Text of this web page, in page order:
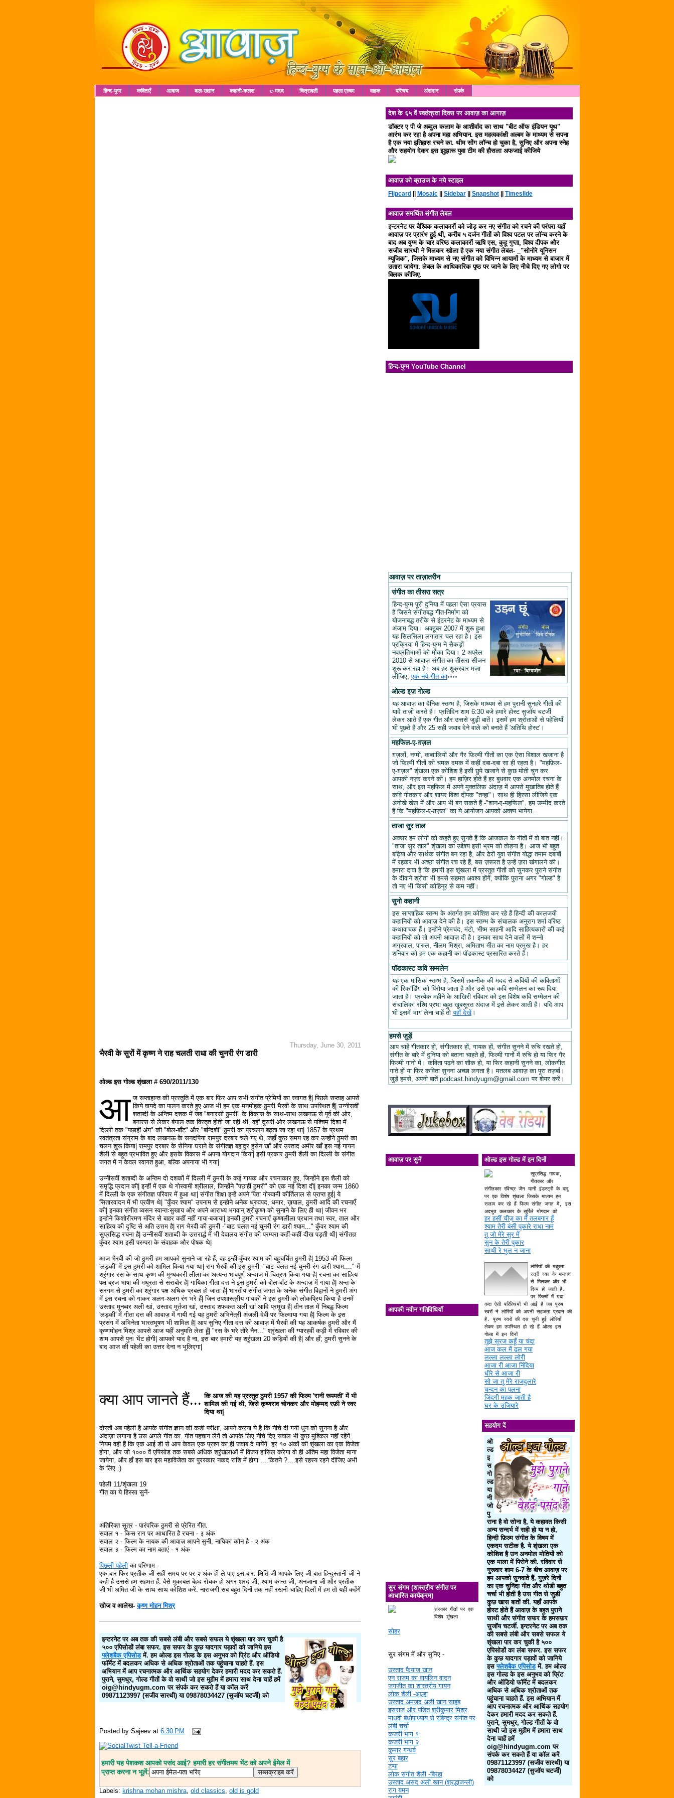
हिन्द-युग्म कविताएँ आवाज बाल-उद्यान कहानी-कलश e-मदद चित्रावली पहला एल्बम वाहक परिचय अंशदान संपर्क
Thursday, June 30, 2011
भैरवी के सुरों में कृष्ण ने राह चलती राधा की चुनरी रंग डारी
ओल्ड इस गोल्ड शृंखला # 690/2011/130
आ ज सप्ताहान्त की प्रस्तुति में एक बार फिर आप सभी संगीत प्रेमियों का स्वागत है| पिछले सप्ताह आपसे
किये वायदे का पालन करते हुए आज भी हम एक मनमोहक ठुमरी भैरवी के साथ उपस्थित हैं| उन्नीसवीं
शताब्दी के अन्तिम दशक में जब "बनारसी ठुमरी" के विकास के साथ-साथ लखनऊ से पूर्व की ओर,
बनारस से लेकर बंगाल तक विस्तृत होती जा रही थी, वहीं दूसरी ओर लखनऊ से पश्चिम दिशा में
दिल्ली तक "पछाहीं अंग" की "बोल-बाँट" और "बन्दिशी" ठुमरी का प्रचलन बढ़ता जा रहा था| 1857 के प्रथम
स्वतंत्रता संग्राम के बाद लखनऊ के सनदपिया रामपुर दरबार चले गए थे, जहाँ कुछ समय रह कर उन्होंने ठुमरी का
चलन शुरू किया| रामपुर दरबार के सेनिया घराने के संगीतज्ञ बहादुर हुसेन खाँ और उस्ताद अमीर खाँ इस नई गायन
शैली से बहुत प्रभावित हुए और इसके विकास में अपना योगदान किया| इसी प्रकार ठुमरी शैली का दिल्ली के संगीत
जगत में न केवल स्वागत हुआ, बल्कि अपनाया भी गया|
उन्नीसवीं शताब्दी के अन्तिम दो दशकों में दिल्ली में ठुमरी के कई गायक और रचनाकार हुए, जिन्होंने इस शैली को
समृद्धि प्रदान की| इन्हीं में एक थे गोस्वामी श्रीलाल, जिन्होंने "पछाहीं ठुमरी" को एक नई दिशा दी| इनका जन्म 1860
में दिल्ली के एक संगीतज्ञ परिवार में हुआ था| संगीत शिक्षा इन्हें अपने पिता गोस्वामी कीर्तिलाल से प्राप्त हुई| ये
सितारवादन में भी प्रवीण थे| "कुँवर श्याम" उपनाम से इन्होने अनेक ध्रुवपद, धमार, ख़याल, ठुमरी आदि की रचनाएँ
की| इनका संगीत व्यसन स्वान्तःसुखाय और अपने आराध्य भगवान् श्रीकृष्ण को सुनाने के लिए ही था| जीवन भर
इन्होने किशोरीरमण मंदिर से बाहर कहीं नहीं गाया-बजाया| इनकी ठुमरी रचनाएँ कृष्णलीला प्रधान तथा स्वर, ताल और
साहित्य की दृष्टि से अति उत्तम है| राग भैरवी की ठुमरी -"बाट चलत नई चुनरी रंग डारी श्याम..." कुँवर श्याम की
सुप्रसिद्ध रचना है| उन्नीसवीं शताब्दी के उत्तरार्द्ध में भी देवालय संगीत की परम्परा कहीं-कहीं दीख पड़ती थी| संगीतज्ञ
कुँवर श्याम इसी परम्परा के संवाहक और पोषक थे|
आज भैरवी की जो ठुमरी हम आपको सुनाने जा रहे हैं, वह इन्हीं कुँवर श्याम की बहुचर्चित ठुमरी है| 1953 की फिल्म
'लड़की' में इस ठुमरी को शामिल किया गया था| राग भैरवी की इस ठुमरी -"बाट चलत नई चुनरी रंग डारी श्याम...." में
श्रृंगार रस के साथ कृष्ण की मुग्धकारी लीला का अत्यन्त भावपूर्ण अन्दाज में चित्रण किया गया है| रचना का साहित्य
पक्ष ब्रज भाषा की मधुरता से सराबोर है| गायिका गीता दत्त ने इस ठुमरी को बोल-बाँट के अन्दाज़ में गाया है| अन्त के
सरगम से ठुमरी का श्रृंगार पक्ष अधिक प्रबल हो जाता है| भारतीय संगीत जगत के अनेक संगीत विद्वानों ने ठुमरी अंग
में इस रचना को गाकर अलग-अलग रंग भरे हैं| जिन उपशास्त्रीय गायकों ने इस ठुमरी को लोकप्रिय किया है उनमें
उस्ताद मुनव्वर अली खां, उस्ताद मुर्तजा खां, उस्ताद शफकत अली खां आदि प्रमुख हैं| तीन ताल में निबद्ध फिल्म
'लड़की' में गीता दत्त की आवाज़ में गायी गई यह ठुमरी अभिनेत्री अंजली देवी पर फिल्माया गया है| फिल्म के इस
प्रसंग में अभिनेता भारतभूषण भी शामिल है| आप सुनिए गीता दत्त की आवाज़ में भैरवी की यह आकर्षक ठुमरी और मैं
कृष्णमोहन मिश्र आपसे आज यहीं अनुमति लेता हूँ| "रस के भरे तोरे नैन..." श्रृंखला की ग्यारहवीं कड़ी में रविवार की
शाम आपसे पुनः भेंट होगी| आपको याद है ना, इस बार हमारी यह श्रृंखला 20 कड़ियों की है| और हाँ; ठुमरी सुनने के
बाद आज की पहेली का उत्तर देना न भूलिएगा|
क्या आप जानते हैं... कि आज की यह प्रस्तुत ठुमरी 1957 की फिल्म 'रानी रूपमती' में भी
शामिल की गई थी, जिसे कृष्णराव चोनकर और मोहम्मद रफ़ी ने स्वर
दिया था|
दोस्तों अब पहेली है आपके संगीत ज्ञान की कड़ी परीक्षा, आपने करना ये है कि नीचे दी गयी धुन को सुनना है और
अंदाज़ा लगाना है उस अगले गीत का. गीत पहचान लेंगें तो आपके लिए नीचे दिए सवाल भी कुछ मुश्किल नहीं रहेंगें.
नियम वही हैं कि एक आई डी से आप केवल एक प्रश्न का ही जवाब दे पायेंगें. हर १० अंकों की शृंखला का एक विजेता
होगा, और जो १००० वें एपिसोड तक सबसे अधिक श्रृंखलाओं में विजय हासिल करेगा वो ही अंतिम महा विजेता माना
जायेगा. और हाँ इस बार इस महाविजेता का पुरस्कार नकद राशि में होगा ....कितने ?....इसे रहस्य रहने दीजिए अभी
के लिए :)
पहेली 11/शृंखला 19
गीत का ये हिस्सा सुनें-
अतिरिक्त सूत्र - पारंपरिक ठुमरी से प्रेरित गीत.
सवाल १ - किस राग पर आधारित है रचना - ३ अंक
सवाल २ - फिल्म के नायक की आवाज़ आपने सुनी, नायिका कौन है - २ अंक
सवाल ३ - फिल्म का नाम बताएं - १ अंक
पिछली पहेली का परिणाम -
एक बार फिर प्रतीक जी सही समय पर पर २ अंक ही ले पाए इस बार. क्षिति जी आपके लिए जी बात हिन्दुस्तानी जी ने
कही है उससे हम सहमत हैं. वैसे मुकाबल बेहद रोचक हो अगर शरद जी, श्याम कान्त जी, अनजाना जी और प्रतीक
जी भी अमित जी के साथ साथ कोशिश करें. नाराजगी सब बहुत दिनों तक नहीं रखनी चाहिए दिलों में हम तो यही कहेंगें
खोज व आलेख-कृष्ण मोहन मिश्र
इन्टरनेट पर अब तक की सबसे लंबी और सबसे सफल ये शृंखला पार कर चुकी है
५०० एपिसोडों लंबा सफर. इस सफर के कुछ यादगार पड़ावों को जानिये इस
फ्लेशबैक एपिसोडमें. हम ओल्ड इस गोल्ड के इस अनुभव को प्रिंट और ऑडियो
फॉर्मेट में बदलकर अधिक से अधिक श्रोताओं तक पहुंचाना चाहते हैं. इस
अभियान में आप रचनात्मक और आर्थिक सहयोग देकर हमारी मदद कर सकते हैं.
पुराने, सुमधुर, गोल्ड गीतों के वो साथी जो इस मुहीम में हमारा साथ देना चाहें हमें
oig@hindyugm.com पर संपर्क कर सकते हैं या कॉल करें
09871123997 (सजीव सारथी) या 09878034427 (सुजॉय चटर्जी) को
Posted bySajeev at6:30 PM
हमारी यह पेशकश आपको पसंद आई? हमारी हर संगीतमय भेंट को अपने ईमेल में
प्राप्त करना न भूलें:
Labels: krishna mohan mishra ,old classics ,old is gold
देश के ६५ वें स्वतंत्रता दिवस पर आवाज़ का आगाज़
डॉक्टर ए पी जे अब्दुल कलाम के आशीर्वाद का साथ "बीट ऑफ इंडियन यूथ"
आरंभ कर रहा है अपना महा अभियान. इस महत्वकांक्षी अल्बम के माध्यम से सपना
है एक नया इतिहास रचने का. थीम सोंग लॉन्च हो चुका है, सुनिए और अपना स्नेह
और सहयोग देकर इस झुझारू युवा टीम की हौसला अफजाई कीजिये
आवाज़ को ब्राउज के नये स्टाइल
Flipcard Mosaic|| Sidebar|| Snapshot|| Timeslide
आवाज़ समर्थित संगीत लेबल
इन्टरनेट पर वैश्विक कलाकारों को जोड़ कर नए संगीत को रचने की परंपरा यहाँ
आवाज़ पर प्रारंभ हुई थी, करीब ५ दर्जन गीतों को विश्व पटल पर लॉन्च करने के
बाद अब युग्म के चार वरिष्ठ कलाकारों ऋषि एस, कुहू गुप्ता, विश्व दीपक और
सजीव सारथी ने मिलकर खोला है एक नया संगीत लेबल- _"सोनोरे यूनिसन
म्यूजिक", जिसके माध्यम से नए संगीत को विभिन्न आयामों के माध्यम से बाजार में
उतारा जायेगा. लेबल के आधिकारिक पृष्ठ पर जाने के लिए नीचे दिए गए लोगो पर
क्लिक कीजिए.
हिन्द-युग्म YouTube Channel
आवाज़ पर ताज़ातरीन
संगीत का तीसरा सत्र
हिन्द-युग्म पूरी दुनिया में पहला ऐसा प्रयास
है जिसने संगीतबद्ध गीत-निर्माण को
योजनाबद्ध तरीके से इंटरनेट के माध्यम से
अंजाम दिया। अक्टूबर 2007 में शुरू हुआ
यह सिलसिला लगातार चल रहा है। इस
प्रक्रिया में हिन्द-युग्म ने सैकड़ों
नवप्रतिभाओं को मौका दिया। 2 अप्रैल
2010 से आवाज़ संगीत का तीसरा सीजन
शुरू कर रहा है। अब हर शुक्रवार मज़ा
लीजिए,एक नये गीत का॰॰॰॰
ओल्ड इज़ गोल्ड
यह आवाज़ का दैनिक स्तम्भ है, जिसके माध्यम से हम पुरानी सुनहरे गीतों की
यादें ताज़ी करते हैं। प्रतिदिन शाम 6:30 बजे हमारे होस्ट सुजॉय चटर्जी
लेकर आते हैं एक गीत और उससे जुड़ी बातें। इसमें हम श्रोताओं से पहेलियाँ
भी पूछते हैं और 25 सही जवाब देने वाले को बनाते हैं 'अतिथि होस्ट'।
महफिल-ए-ग़ज़ल
ग़ज़लों, नग्मों, कव्वालियों और गैर फ़िल्मी गीतों का एक ऐसा विशाल खजाना है
जो फ़िल्मी गीतों की चमक दमक में कहीं दबा-दबा सा ही रहता है। "महफ़िल-
ए-ग़ज़ल" शृंखला एक कोशिश है इसी छुपे खजाने से कुछ मोती चुन कर
आपकी नज़र करने की। हम हाज़िर होते हैं हर बुधवार एक अनमोल रचना के
साथ, और इस महफिल में अपने मुक्तलिफ़ अंदाज़ में आपसे मुखातिब होते हैं
कवि गीतकार और शायर विश्व दीपक "तन्हा"। साथ ही हिस्सा लीजिये एक
अनोखे खेल में और आप भी बन सकते हैं -"शान-ए-महफिल". हम उम्मीद करते
हैं कि "महफ़िल-ए-ग़ज़ल" का ये आयोजन आपको अवश्य भायेगा...
ताजा सुर ताल
अक्सर हम लोगों को कहते हुए सुनते हैं कि आजकल के गीतों में वो बात नहीं।
"ताजा सुर ताल" शृंखला का उद्देश्य इसी भ्रम को तोड़ना है। आज भी बहुत
बढ़िया और सार्थक संगीत बन रहा है, और ढेरों युवा संगीत योद्धा तमाम दबाबों
में रहकर भी अच्छा संगीत रच रहे हैं, बस ज़रूरत है उन्हें ज़रा खंगालने की।
हमारा दावा है कि हमारी इस शृंखला में प्रस्तुत गीतों को सुनकर पुराने संगीत
के दीवाने श्रोता भी हमसे सहमत अवश्य होंगें, क्योंकि पुराना अगर "गोल्ड" है
तो नए भी किसी कोहिनूर से कम नहीं।
सुनो कहानी
इस साप्ताहिक स्तम्भ के अंतर्गत हम कोशिश कर रहे हैं हिन्दी की कालजयी
कहानियों को आवाज़ देने की है। इस स्तम्भ के संचालक अनुराग शर्मा वरिष्ठ
कथावाचक हैं। इन्होंने प्रेमचंद, मंटो, भीष्म साहनी आदि साहित्यकारों की कई
कहानियों को तो अपनी आवाज़ दी है। इनका साथ देने वालों में शन्नो
अग्रवाल, पारुल, नीलम मिश्रा, अमिताभ मीत का नाम प्रमुख है। हर
शनिवार को हम एक कहानी का पॉडकास्ट प्रसारित करते हैं।
पॉडकास्ट कवि सम्मलेन
यह एक मासिक स्तम्भ है, जिसमें तकनीक की मदद से कवियों की कविताओं
की रिकॉर्डिंग को पिरोया जाता है और उसे एक कवि सम्मेलन का रूप दिया
जाता है। प्रत्येक महीने के आखिरी रविवार को इस विशेष कवि सम्मेलन की
संचालिका रश्मि प्रभा बहुत खूबसूरत अंदाज़ में इसे लेकर आती हैं। यदि आप
भी इसमें भाग लेना चाहें तोयहाँ देखें।
हमसे जुड़ें
आप चाहें गीतकार हों, संगीतकार हों, गायक हों, संगीत सुनने में रुचि रखते हों,
संगीत के बारे में दुनिया को बताना चाहते हों, फिल्मी गानों में रुचि हो या फिर गैर
फिल्मी गानों में। कविता पढ़ने का शौक हो, या फिर कहानी सुनने का, लोकगीत
गाते हों या फिर कविता सुनना अच्छा लगता है। मतलब आवाज़ का पूरा तज़र्बा।
जुड़ें हमसे, अपनी बातें podcast.hindyugm@gmail.com पर शेयर करें।
आवाज़ पर सुनें
आपकी नवीन गतिविधियाँ
सुर संगम (शास्त्रीय संगीत पर
आधारित कार्यक्रम)
संस्कार गीतों पर एक
विशेष शृंखला
सोहर
सुर संगम में और सुनिए -
उस्ताद फैयाज खान
एन राजम का वायलिन वादन
जगजीत का शास्त्रीय गायन
लोक शैली -आल्हा
उस्ताद अमजद अली खान साहब
इसराज और पंडित श्रीकुमार मिश्र
माधवी बंधोपाध्याय से रबिन्द्र संगीत पर
लंबी चर्चा
कजरी भाग १
कजरी भाग २
कुमार गन्धर्व
सुर बहार
टप्पा
लोक संगीत शैली -बिरहा
उस्ताद असद अली खान (श्रद्धाजन्ली)
राग यमन
ओल्ड इस गोल्ड में इन दिनों
सुप्रसिद्ध गायक,
गीतकार और
संगीतकार रविन्द्र जैन यानी इंडस्ट्री के दाद्दु
पर एक विशेष शृंखला जिसके माध्यम हम
सलाम कर रहे हैं फिल्म संगीत जगत में, इस
अदभुत कलाकार के सुर्रिले योगदान को
हर हसीं चीज़ का मैं तलबगार हूँ
श्याम तेरी बंसी पुकारे राधा नाम
तू जो मेरे सुर में
सुन के तेरी पुकार
साथी रे भूल न जाना
लोरियों की मधुरता
स्त्री स्वर के माम्तत्व
से मिलकर और भी
दिव्य हो जाती है.
पर फिल्मों में यदा
कदा ऐसी परिस्थियों भी आई है जब पुरुष
स्वरों ने लोरियों को अपनी सहजता प्रदान की
है. पुरुष स्वरों की दस चुनी हुई लोरियाँ
लेकर हम उपस्थित हो रहे हैं ओल्ड इस
गोल्ड में इन दिनों
तुझे सूरज कहूँ या चंदा
आज कल में ढल गया
लल्ला लल्ला लोरी
आजा री आजा निंदिया
धीरे से आजा री
सो जा तू मेरे राजदुलारे
चन्दन का पलना
जिंदगी महक जाती है
घर के उजियारे
सहयोग दें
ओ
ल्ड
इ
स
गो
ल्ड
या
नी
जो
पु
राना है वो सोना है, ये कहावत किसी
अन्य सन्दर्भ में सही हो या न हो,
हिन्दी फ़िल्म संगीत के विषय में
एकदम सटीक है. ये शृंखला एक
कोशिश है उन अनमोल मोतियों को
एक माला में पिरोने की. रविवार से
गुरूवार शाम 6-7 के बीच आवाज़ पर
हम आपको सुनवाते हैं, गुज़रे दिनों
का एक चुनिंदा गीत और थोडी बहुत
चर्चा भी होती है उस गीत से जुडी
कुछ खास बातों की. यहाँ आपके
होस्ट होते हैं आवाज़ के बहुत पुराने
साथी और संगीत सफर के हमसफ़र
सुजॉय चटर्जी. इन्टरनेट पर अब तक
की सबसे लंबी और सबसे सफल ये
शृंखला पार कर चुकी है ५००
एपिसोडों का लंबा सफर. इस सफर
के कुछ यादगार पड़ावों को जानिये
इसफ्लेशबैक एपिसोडमें. हम ओल्ड
इस गोल्ड के इस अनुभव को प्रिंट
और ऑडियो फॉर्मेट में बदलकर
अधिक से अधिक श्रोताओं तक
पहुंचाना चाहते हैं. इस अभियान में
आप रचनात्मक और आर्थिक सहयोग
देकर हमारी मदद कर सकते हैं.
पुराने, सुमधुर, गोल्ड गीतों के वो
साथी जो इस मुहीम में हमारा साथ
देना चाहें हमें
oig@hindyugm.com पर
संपर्क कर सकते हैं या कॉल करें
09871123997 (सजीव सारथी) या
09878034427 (सुजॉय चटर्जी)
को